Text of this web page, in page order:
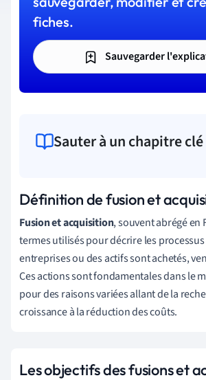
fiches.
Sauvegarder
Sauter à un chapitre clé
Définition de fusion et
Fusion et acquisition, souvent abrégé en
termes utilisés pour décrire les
entreprises ou des actifs sont achetés,
Ces actions sont fondamentales dans le
pour des raisons variées allant de la
croissance à la réduction des coûts.
Les objectifs des fusions et